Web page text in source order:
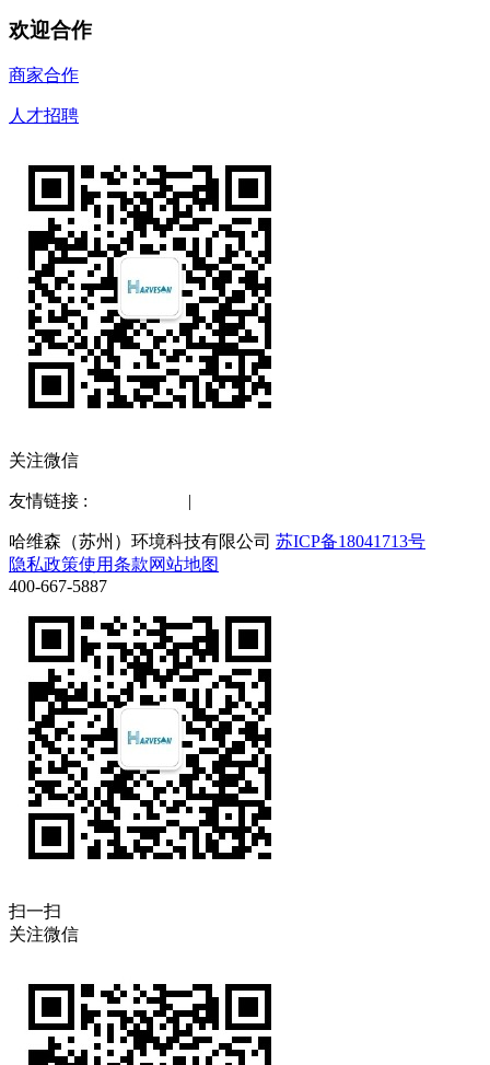
欢迎合作
商家合作
人才招聘
关注微信
友情链接 : |
哈维森（苏州）环境科技有限公司 苏ICP备18041713号
隐私政策使用条款网站地图
400-667-5887
扫一扫
关注微信